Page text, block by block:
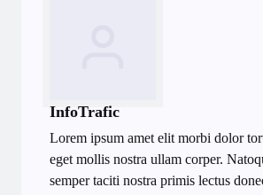
InfoTrafic
Lorem ipsum amet elit morbi dolor
eget mollis nostra ullam corper.
semper taciti nostra primis lectus